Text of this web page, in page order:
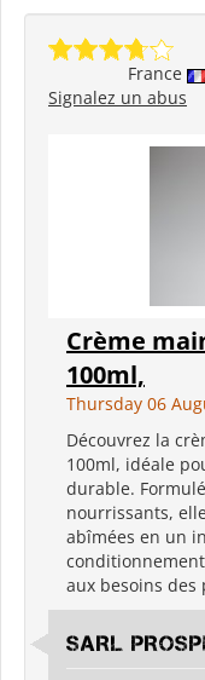
France
Signalez un abus
Crème
100ml,
Thursday 06
Découvrez la
100ml, idéale
durable.
nourrissants,
abîmées en un
aux besoins des
SARL